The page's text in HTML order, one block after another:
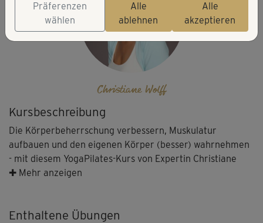
Kursbeschreibung
Die Körperbeherrschung verbessern, Muskulatur
aufbauen und den eigenen Körper (besser) wahrnehmen
- mit diesem YogaPilates-Kurs von Expertin Christiane
Wolff können das auch Einsteiger ohne Vorkenntnisse.
YogaPilates ist ein ganzheitliches Programm für Körper
✚ Mehr anzeigen
Enthaltene Übungen
Christiane Wolff
Präferenzen
wählen
Alle
ablehnen
Alle
akzeptieren